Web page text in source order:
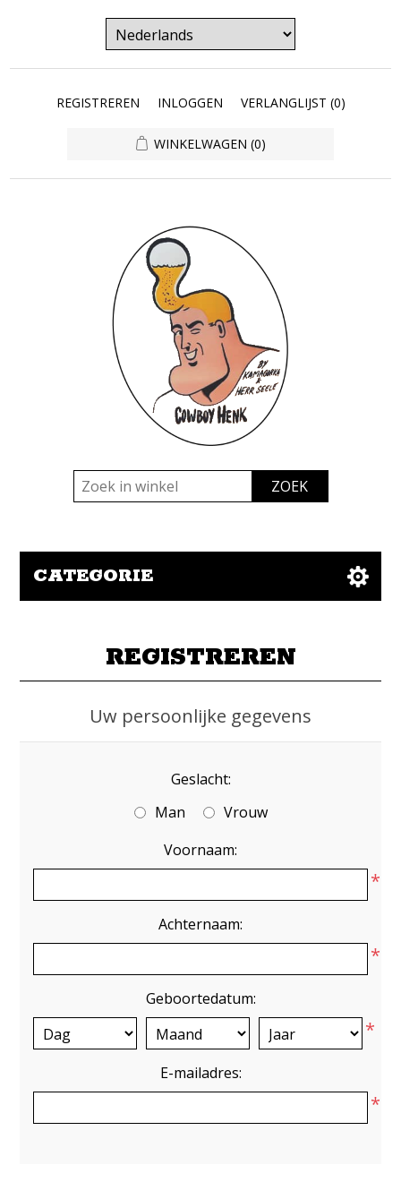
REGISTREREN INLOGGEN VERLANGLIJST (0)
WINKELWAGEN (0)
CATEGORIE
REGISTREREN
Uw persoonlijke gegevens
Geslacht:
Man
Vrouw
Voornaam:
*
Achternaam:
*
Geboortedatum:
*
E-mailadres:
*